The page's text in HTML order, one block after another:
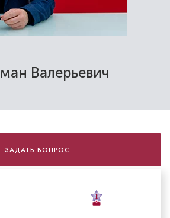
Валерьевич
ЗАДАТЬ ВОПРОС